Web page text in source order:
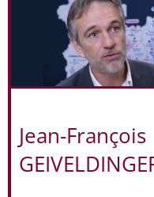
Jean-François